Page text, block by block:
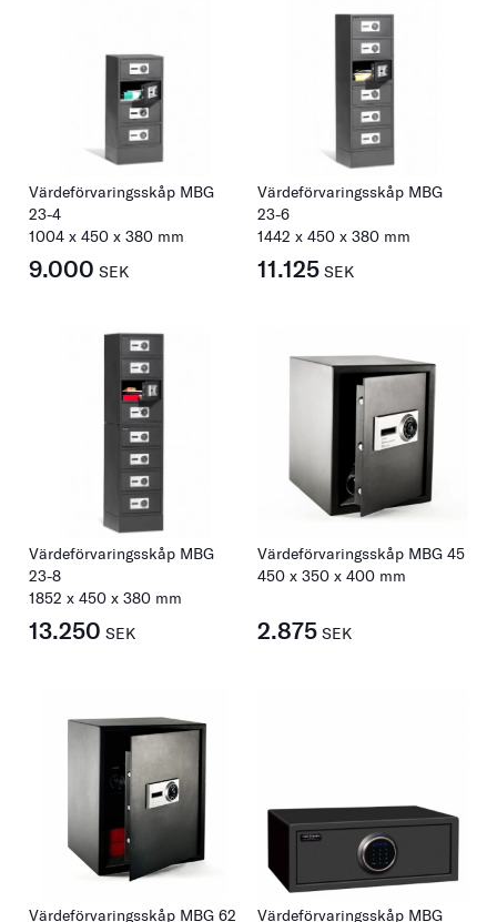
Värdeförvaringsskåp MBG
23-4
1004 x 450 x 380 mm
9.000 SEK
Värdeförvaringsskåp MBG
23-6
1442 x 450 x 380 mm
11.125 SEK
Värdeförvaringsskåp MBG
23-8
1852 x 450 x 380 mm
13.250 SEK
Värdeförvaringsskåp MBG 45
450 x 350 x 400 mm
2.875 SEK
Värdeförvaringsskåp MBG 62
Värdeförvaringsskåp MBG